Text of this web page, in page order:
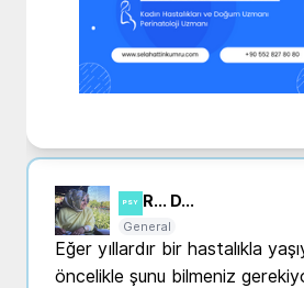
PSY R... D...
General
Eğer yıllardır bir hastalıkla
öncelikle şunu bilmeniz